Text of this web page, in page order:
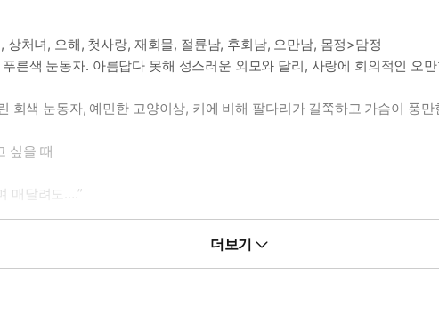
처녀, 오해, 첫사랑, 재회물, 절륜남, 후회남, 오만남, 몸정>맘정
른색 눈동자. 아름답다 못해 성스러운 외모와 달리, 사랑에 회의적인 오
회색 눈동자, 예민한 고양이상, 키에 비해 팔다리가 길쭉하고 가슴이 풍
싶을 때
매달려도….”
더보기